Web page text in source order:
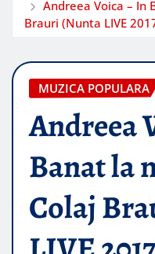
Andreea Voica – In
Brauri (Nunta LIVE
MUZICA POPULARA
Andreea
Banat la
Colaj